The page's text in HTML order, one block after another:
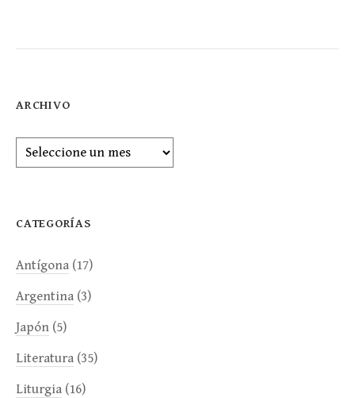
ARCHIVO
Archivo
CATEGORÍAS
Antígona (17)
Argentina (3)
Japón (5)
Literatura (35)
Liturgia (16)